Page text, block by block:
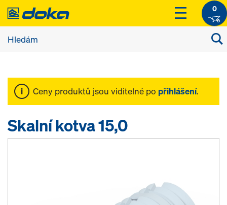
0
Ceny produktů jsou viditelné po přihlášení.
Skalní kotva 15,0